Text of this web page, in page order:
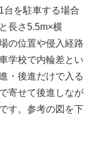
台を駐車する場合
長さ5.5m×横
の位置や侵入経路
学校で内輪差とい
・後進だけで入る
寄せて後進しなが
す。参考の図を下